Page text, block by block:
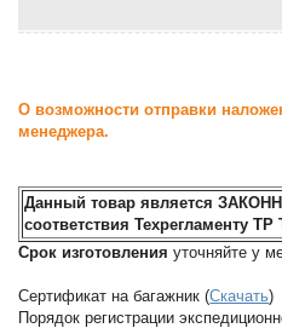
О возможности отправки
менеджера.
Данный товар является
соответствия Техрегламенту ТР
Срок изготовления уточняйте у
Сертификат на багажник (Скачать)
Порядок регистрации